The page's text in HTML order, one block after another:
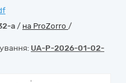
a / на ProZorro /
UA-P-2026-01-02-